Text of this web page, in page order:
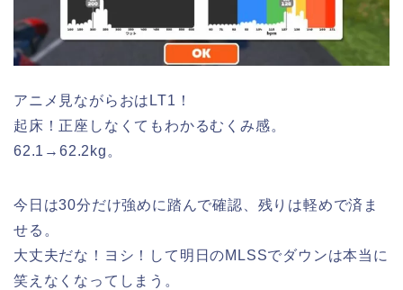
アニメ見ながらおはLT1！
起床！正座しなくてもわかるむくみ感。
62.1→62.2kg。
今日は30分だけ強めに踏んで確認、残りは軽めで済ま
せる。
大丈夫だな！ヨシ！して明日のMLSSでダウンは本当に
笑えなくなってしまう。